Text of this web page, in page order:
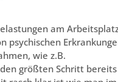
am
psychischen
wie z.B.
größten Schritt bereits